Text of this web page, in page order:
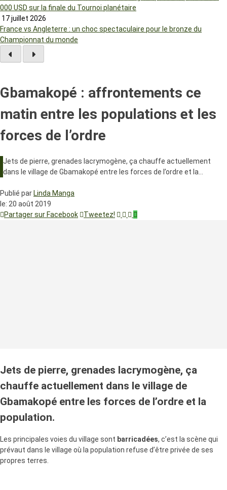
000 USD sur la finale du Tournoi planétaire
17 juillet 2026
France vs Angleterre : un choc spectaculaire pour le bronze du
Championnat du monde
Gbamakopé : affrontements ce
matin entre les populations et les
forces de l’ordre
Jets de pierre, grenades lacrymogène, ça chauffe actuellement
dans le village de Gbamakopé entre les forces de l’ordre et la…
Publié par Linda Manga
le: 20 août 2019
Partager sur Facebook
Tweetez!
Jets de pierre, grenades lacrymogène, ça
chauffe actuellement dans le village de
Gbamakopé entre les forces de l’ordre et la
population.
Les principales voies du village sont barricadées, c’est la scène qui
prévaut dans le village où la population refuse d’être privée de ses
propres terres.